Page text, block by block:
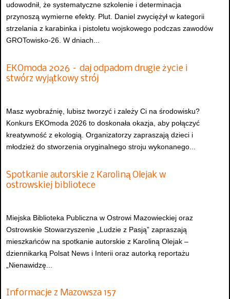
udowodnił, że systematyczne szkolenie i determinacja
przynoszą wymierne efekty. Plut. Daniel zwyciężył w kategorii
strzelania z karabinka i pistoletu wojskowego podczas zawodów
GROTowisko-26. W dniach...
EKOmoda 2026 – daj odpadom drugie życie i
stwórz wyjątkowy strój
Masz wyobraźnię, lubisz tworzyć i zależy Ci na środowisku?
Konkurs EKOmoda 2026 to doskonała okazja, aby połączyć
kreatywność z ekologią. Organizatorzy zapraszają dzieci i
młodzież do stworzenia oryginalnego stroju wykonanego...
Spotkanie autorskie z Karoliną Olejak w
ostrowskiej bibliotece
Miejska Biblioteka Publiczna w Ostrowi Mazowieckiej oraz
Ostrowskie Stowarzyszenie „Ludzie z Pasją” zapraszają
mieszkańców na spotkanie autorskie z Karoliną Olejak –
dziennikarką Polsat News i Interii oraz autorką reportażu
„Nienawidzę...
Informacje z Mazowsza 157